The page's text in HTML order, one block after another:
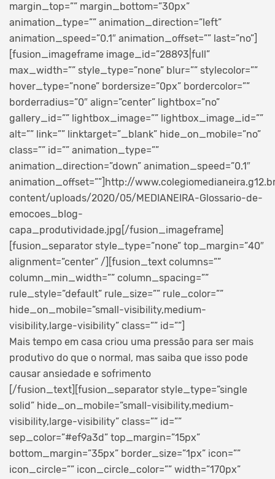
margin_top=”” margin_bottom=”30px”
animation_type=”” animation_direction=”left”
animation_speed=”0.1″ animation_offset=”” last=”no”]
[fusion_imageframe image_id=”28893|full”
max_width=”” style_type=”none” blur=”” stylecolor=””
hover_type=”none” bordersize=”0px” bordercolor=””
borderradius=”0″ align=”center” lightbox=”no”
gallery_id=”” lightbox_image=”” lightbox_image_id=””
alt=”” link=”” linktarget=”_blank” hide_on_mobile=”no”
class=”” id=”” animation_type=””
animation_direction=”down” animation_speed=”0.1″
animation_offset=””]http://
content/uploads/2020/05/MEDIANEIRA-Glossario-de-
emocoes_blog-
capa_produtividade.jpg[/fusion_imageframe]
[fusion_separator style_type=”none” top_margin=”40″
alignment=”center” /][fusion_text columns=””
column_min_width=”” column_spacing=””
rule_style=”default” rule_size=”” rule_color=””
hide_on_mobile=”small-visibility,medium-
visibility,large-visibility” class=”” id=””]
Mais tempo em casa criou uma pressão para ser mais
produtivo do que o normal, mas saiba que isso pode
causar ansiedade e sofrimento
[/fusion_text][fusion_separator style_type=”single
solid” hide_on_mobile=”small-visibility,medium-
visibility,large-visibility” class=”” id=””
sep_color=”#ef9a3d” top_margin=”15px”
bottom_margin=”35px” border_size=”1px” icon=””
icon_circle=”” icon_circle_color=”” width=”170px”